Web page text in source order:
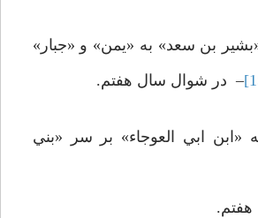
بن سعد» به «يمن» و «جبار»
– در شوال سال هفتم.
ابي العوجاء» بر سر «بني